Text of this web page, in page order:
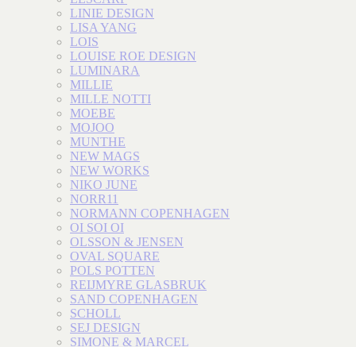
LINIE DESIGN
LISA YANG
LOIS
LOUISE ROE DESIGN
LUMINARA
MILLIE
MILLE NOTTI
MOEBE
MOJOO
MUNTHE
NEW MAGS
NEW WORKS
NIKO JUNE
NORR11
NORMANN COPENHAGEN
OI SOI OI
OLSSON & JENSEN
OVAL SQUARE
POLS POTTEN
REIJMYRE GLASBRUK
SAND COPENHAGEN
SCHOLL
SEJ DESIGN
SIMONE & MARCEL